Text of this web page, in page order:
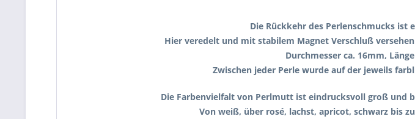
Die Rückkehr des Perlenschmucks ist
Hier veredelt und mit stabilem Magnet Verschluß
Durchmesser ca. 16mm,
Zwischen jeder Perle wurde auf der jeweils
Die Farbenvielfalt von Perlmutt ist eindrucksvoll groß und
Von weiß, über rosé, lachst, apricot, schwarz bis